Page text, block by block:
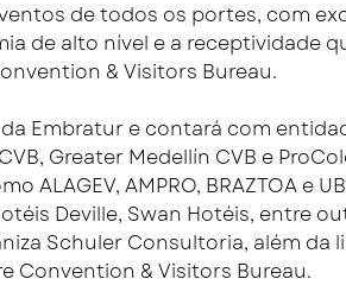
de todos os portes, com
de alto nível e a receptividade
& Visitors Bureau.
Embratur e contará com
Greater Medellín CVB e
ALAGEV, AMPRO, BRAZTOA e
Deville, Swan Hotéis, entre
Schuler Consultoria, além
Convention & Visitors Bureau.